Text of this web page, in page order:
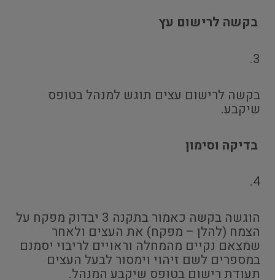
בקשה לרישום עץ
3.
בקשה לרישום עצים תוגש למנהל בטופס
שיקבע.
בדיקה וסימון
4.
הוגשה בקשה כאמור בתקנה 3 יבדוק מפקח על
הצמח (להלן – מפקח) את העצים ולאחר
שמצאם נקיים מהמחלה וראויים לריבוי יסמנם
במספרים לשם זיהוי וימסור לבעל העצים
תעודת רישום בטופס שיקבע המנהל.